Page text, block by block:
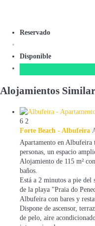
Reservado
Disponible
Alojamientos
6 2
Forte Beach - Albufeira
Apartamento en Albufeira
personas, un espacio
Alojamiento de 115 m²
baños.
Está a 2 minutos a pie del
de la playa "Praia do
Albufeira con bares y
Dispone de ascensor,
de pelo, aire